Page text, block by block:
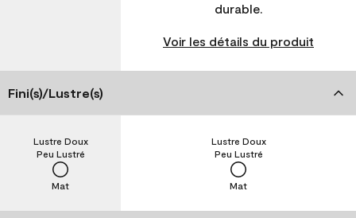
durable.
Voir les détails du produit
Fini(s)/Lustre(s)
Mat
Peu Lustré
Lustre Doux
Mat
Peu Lustré
Lustre Doux